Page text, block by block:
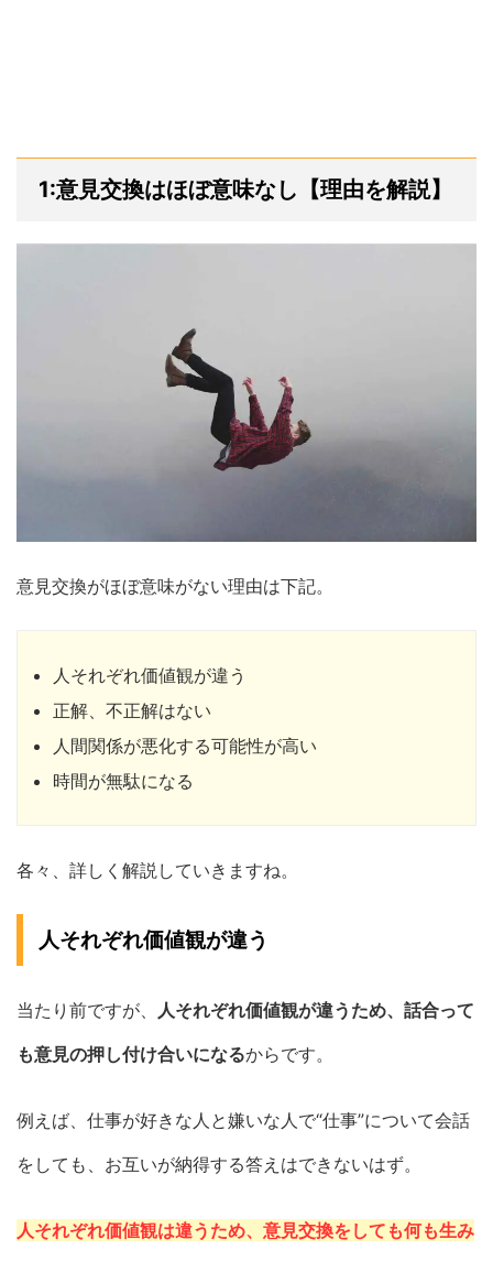
1:意見交換はほぼ意味なし【理由を解説】
意見交換がほぼ意味がない理由は下記。
人それぞれ価値観が違う
正解、不正解はない
人間関係が悪化する可能性が高い
時間が無駄になる
各々、詳しく解説していきますね。
人それぞれ価値観が違う
当たり前ですが、 人それぞれ価値観が違うため、話合って
も意見の押し付け合いになるからです。
例えば、仕事が好きな人と嫌いな人で“仕事”について会話
をしても、お互いが納得する答えはできないはず。
人それぞれ価値観は違うため、意見交換をしても何も生み